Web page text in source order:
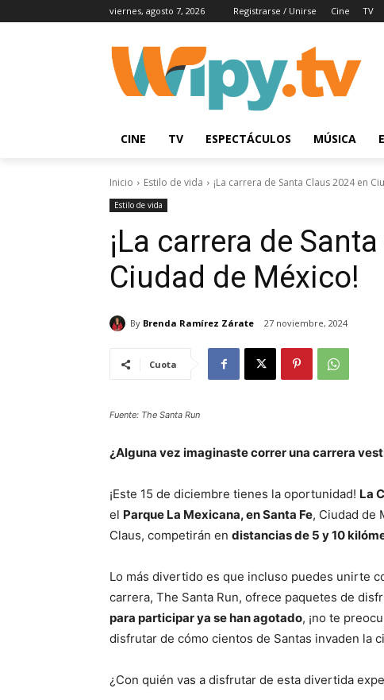
viernes, agosto 7, 2026 Registrarse / Unirse Cine TV
CINE TV ESPECTÁCULOS MÚSICA
Inicio Estilo de vida ¡La carrera de Santa Claus 2024 en
Estilo de vida
¡La carrera de
Ciudad de México!
By Brenda Ramírez Zárate 27 noviembre, 2024
Cuota
Fuente: The Santa Run
¿Alguna vez imaginaste correr una carrera
¡Este 15 de diciembre tienes la oportunidad! La
el Parque La Mexicana, en Santa Fe, Ciudad de
Claus, competirán en distancias de 5 y 10
Lo más divertido es que incluso puedes unirte
carrera, The Santa Run, ofrece paquetes de
para participar ya se han agotado, ¡no te
disfrutar de cómo cientos de Santas invaden la
¿Con quién vas a disfrutar de esta divertida